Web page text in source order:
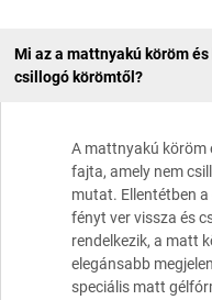
Mi az a mattnyakú köröm
csillogó körömtől?
A mattnyakú köröm
fajta, amely nem
mutat. Ellentétben
fényt ver vissza és
rendelkezik, a matt
elegánsabb
speciális matt